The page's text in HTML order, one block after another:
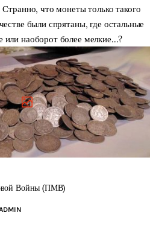
что монеты только такого
были спрятаны, где остальные
наоборот более мелкие...?
Войны (ПМВ)